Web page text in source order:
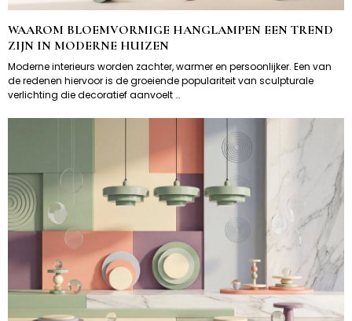
WAAROM BLOEMVORMIGE HANGLAMPEN EEN TREND
ZIJN IN MODERNE HUIZEN
Moderne interieurs worden zachter, warmer en persoonlijker. Een van
de redenen hiervoor is de groeiende populariteit van sculpturale
verlichting die decoratief aanvoelt …